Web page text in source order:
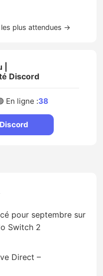
plus attendues →
Discord
En ligne :38
pour septembre sur
Switch 2
Direct –